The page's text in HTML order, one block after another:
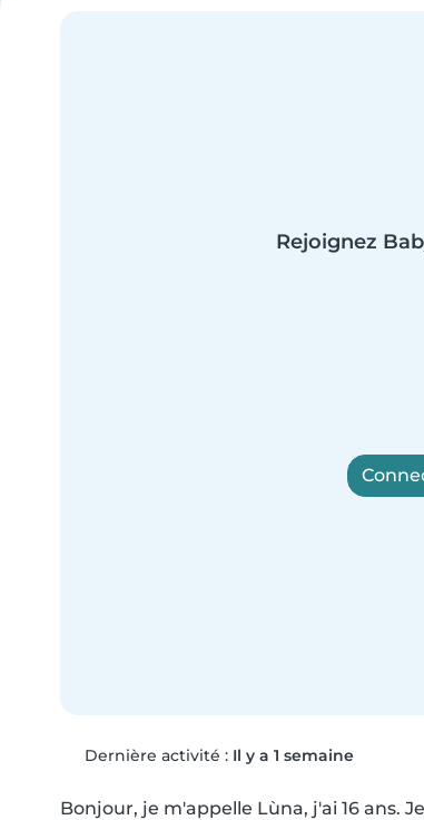
Rejoignez
Dernière activité : Il y a 1 semaine
Bonjour, je m'appelle Lùna, j'ai 16 ans.